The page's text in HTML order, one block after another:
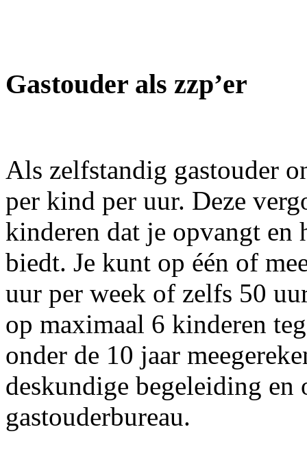
Gastouder als zzp’er
Als zelfstandig gastouder
per kind per uur. Deze
kinderen dat je opvangt en
biedt. Je kunt op één of
uur per week of zelfs 50
op maximaal 6 kinderen
onder de 10 jaar
deskundige begeleiding en
gastouderbureau.